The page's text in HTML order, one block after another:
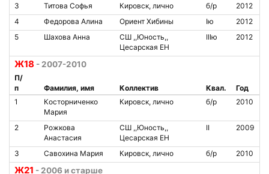
3 Титова Софья Кировск, лично б/р
2012
4
Федорова Алина Ориент Хибины Iю
2012
5
Шахова Анна
СШ ,,Юность,,
Цесарская ЕН
IIIю 2012
Ж18 - 2007-2010
П/
п
Фамилия, имя Коллектив Квал.
Год
1
Косторниченко
Мария
Кировск, лично б/р 2010
2
Рожкова
Анастасия
СШ ,,Юность,,
Цесарская ЕН
II 2009
3 Савохина Мария Кировск, лично б/р 2010
Ж21 - 2006 и старше